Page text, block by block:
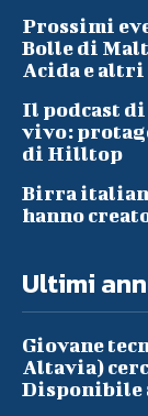
Prossimi
Bolle di
Acida e altri
Il podcast
vivo:
di Hilltop
Birra
hanno
Ultimi
Giovane
Altavia)
Disponibile